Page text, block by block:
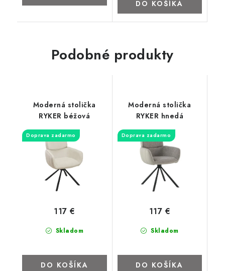
DO KOŠÍKA
Podobné produkty
Moderná stolička
RYKER béžová
Doprava zadarmo
Skladom
117 €
DO KOŠÍKA
Moderná stolička
RYKER hnedá
Doprava zadarmo
Skladom
117 €
DO KOŠÍKA